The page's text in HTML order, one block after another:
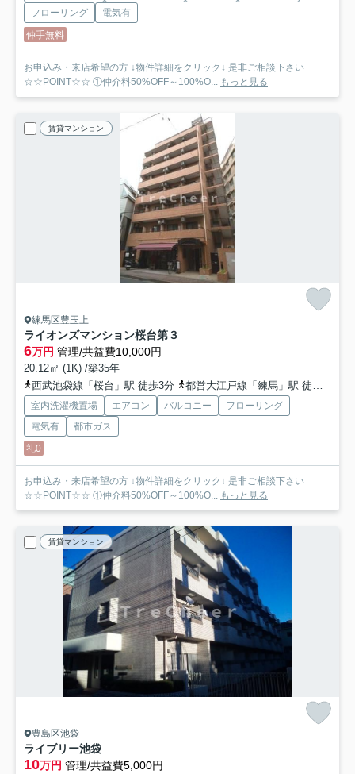
フローリング
電気有
仲手無料
お申込み・来店希望の方 ↓物件詳細をクリック↓ 是非ご相談下さい
☆☆POINT☆☆ ①仲介料50%OFF～100%O... もっと見る
賃貸マンション
練馬区豊玉上
ライオンズマンション桜台第３
6万円 管理/共益費10,000円
20.12㎡ (1K) /築35年
西武池袋線「桜台」駅 徒歩3分
都営大江戸線「練馬」駅 徒歩8分
室内洗濯機置場 エアコン バルコニー
フローリング
電気有
都市ガス
礼0
お申込み・来店希望の方 ↓物件詳細をクリック↓ 是非ご相談下さい
☆☆POINT☆☆ ①仲介料50%OFF～100%O... もっと見る
賃貸マンション
豊島区池袋
ライブリー池袋
10万円 管理/共益費5,000円